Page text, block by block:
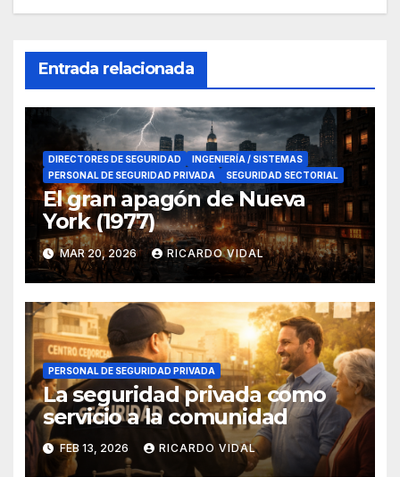
Entrada relacionada
DIRECTORES DE SEGURIDAD
INGENIERÍA / SISTEMAS
PERSONAL DE SEGURIDAD PRIVADA
SEGURIDAD SECTORIAL
El gran apagón de Nueva
York (1977)
MAR 20, 2026 RICARDO VIDAL
PERSONAL DE SEGURIDAD PRIVADA
La seguridad privada como
servicio a la comunidad
FEB 13, 2026 RICARDO VIDAL